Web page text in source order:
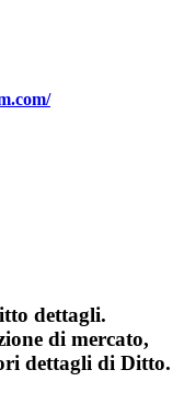
dettagli.
di mercato,
dettagli di Ditto.